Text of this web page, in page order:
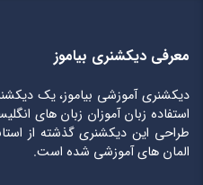
معرفی دیکشنری بیاموز
دیکشنری آموزشی بیاموز، یک
استفاده زبان آموزان زبان های
طراحی این دیکشنری گذشته از
المان های آموزشی شده است.